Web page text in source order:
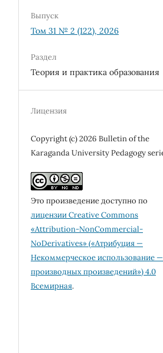
Выпуск
Том 31 № 2 (122), 2026
Раздел
Теория и практика образования
Лицензия
Copyright (c) 2026 Bulletin of the
Karaganda University Pedagogy
Это произведение доступно по
лицензии Creative Commons
«Attribution-NonCommercial-
NoDerivatives» («Атрибуция —
Некоммерческое использование
производных произведений») 4.0
Всемирная.